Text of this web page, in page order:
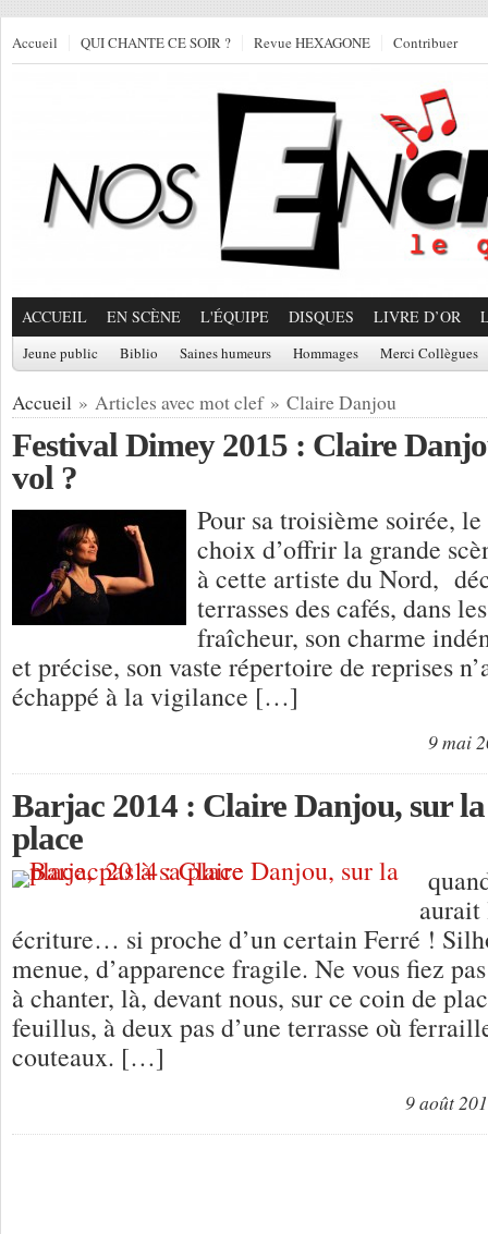
Accueil QUI CHANTE CE SOIR ? Revue HEXAGONE Contribuer
ACCUEIL EN SCÈNE L'ÉQUIPE DISQUES LIVRE D’OR
Jeune public Biblio Saines humeurs Hommages Merci Collègues
Accueil » Articles avec mot clef » Claire Danjou
Festival Dimey 2015 : Claire
vol ?
Pour sa troisième soirée,
choix d’offrir la grande
à cette artiste du Nord,
terrasses des cafés, dans
fraîcheur, son charme
et précise, son vaste répertoire de reprises
échappé à la vigilance […]
9 mai
Barjac 2014 : Claire Danjou, sur la
place
aurait
écriture… si proche d’un certain Ferré !
menue, d’apparence fragile. Ne vous fiez
à chanter, là, devant nous, sur ce coin de
feuillus, à deux pas d’une terrasse où
couteaux. […]
9 août